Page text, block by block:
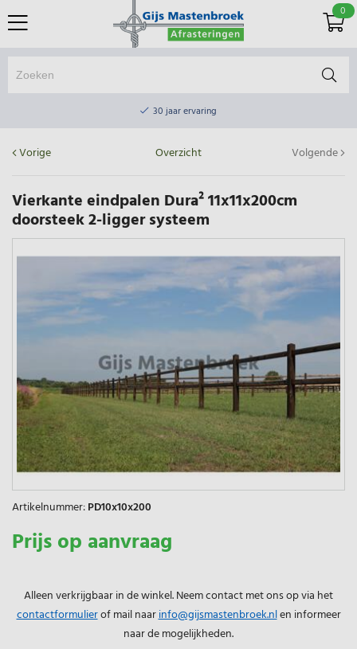
0
30 jaar ervaring
30 jaar ervaring
Elektrisch afrasteringsmateriaal gratis verzending vanaf €75
Vorige Overzicht Volgende
Vierkante eindpalen Dura² 11x11x200cm
doorsteek 2-ligger systeem
Artikelnummer:PD10x10x200
Prijs op aanvraag
Alleen verkrijgbaar in de winkel. Neem contact met ons op via het
contactformulierof mail naarinfo@gijsmastenbroek.nlen informeer
naar de mogelijkheden.